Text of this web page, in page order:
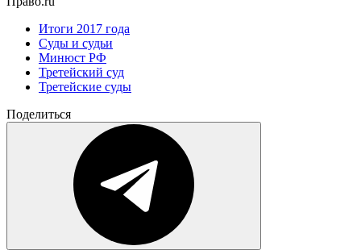
Итоги 2017 года
Суды и судьи
Минюст РФ
Третейский суд
Третейские суды
Поделиться